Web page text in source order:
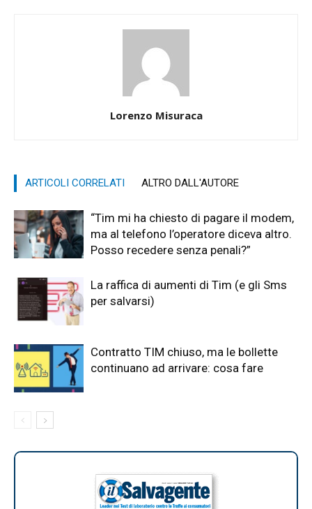
Lorenzo Misuraca
ARTICOLI CORRELATI ALTRO DALL'AUTORE
“Tim mi ha chiesto di pagare il modem,
ma al telefono l’operatore diceva altro.
Posso recedere senza penali?”
La raffica di aumenti di Tim (e gli Sms
per salvarsi)
Contratto TIM chiuso, ma le bollette
continuano ad arrivare: cosa fare